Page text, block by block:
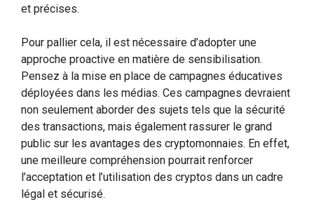
et précises.
Pour pallier cela, il est nécessaire d’adopter une
approche proactive en matière de sensibilisation.
Pensez à la mise en place de campagnes éducatives
déployées dans les médias. Ces campagnes devraient
non seulement aborder des sujets tels que la sécurité
des transactions, mais également rassurer le grand
public sur les avantages des cryptomonnaies. En effet,
une meilleure compréhension pourrait renforcer
l’acceptation et l’utilisation des cryptos dans un cadre
légal et sécurisé.